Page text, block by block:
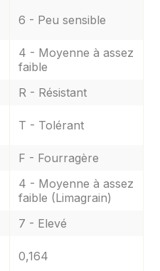
6 - Peu sensible
4 - Moyenne à assez
faible
R - Résistant
T - Tolérant
F - Fourragère
4 - Moyenne à assez
faible (Limagrain)
7 - Elevé
0,164